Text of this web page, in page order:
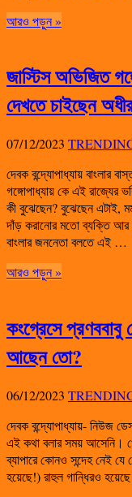
আরও পড়ুন »
জাস্টিস অভিজিত
দেখতে চাইছেন
07/12/2023
দেবক বন্দ্যোপাধ্যায় বাংলার
গঙ্গোপাধ্যায় কে এই রাজ্যের
কী বুঝেছেন? বুঝেছেন এটাই,
দাঁড় করানোর মতো ব্যক্তি আর
বাংলার জননেতা বলতে এই …
আরও পড়ুন »
কংগ্রেসে
আছেন তো?
06/12/2023
দেবক বন্দ্যোপাধ্যায়- নিউজ
এই কথা বলার সময় আসেনি।
ব্যাপারে কোনও সন্দেহ নেই
হয়েছে!) রাহুল গান্ধিরও